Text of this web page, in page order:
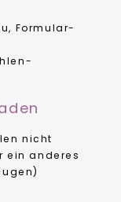
Formular-
nicht
ein anderes